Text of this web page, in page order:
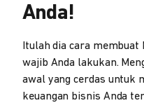
Anda!
Itulah dia cara membuat
wajib Anda lakukan.
awal yang cerdas untuk
keuangan bisnis Anda